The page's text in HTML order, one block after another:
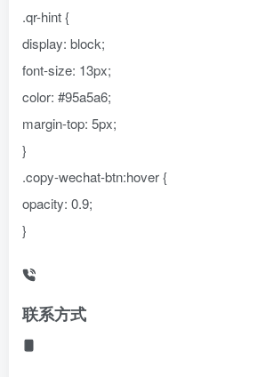
.qr-hint {
display: block;
font-size: 13px;
color: #95a5a6;
margin-top: 5px;
}
.copy-wechat-btn:hover {
opacity: 0.9;
}
联系方式